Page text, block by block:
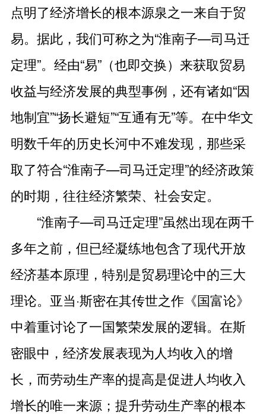
点明了经济增长的根本源泉之一来自于贸
易。据此，我们可称之为“淮南子—司马迁
定理”。经由“易”（也即交换）来获取贸易
收益与经济发展的典型事例，还有诸如“因
地制宜”“扬长避短”“互通有无”等。在中华文
明数千年的历史长河中不难发现，那些采
取了符合“淮南子—司马迁定理”的经济政策
的时期，往往经济繁荣、社会安定。
“淮南子—司马迁定理”虽然出现在两千
多年之前，但已经凝练地包含了现代开放
经济基本原理，特别是贸易理论中的三大
理论。亚当·斯密在其传世之作《国富论》
中着重讨论了一国繁荣发展的逻辑。在斯
密眼中，经济发展表现为人均收入的增
长，而劳动生产率的提高是促进人均收入
增长的唯一来源；提升劳动生产率的根本